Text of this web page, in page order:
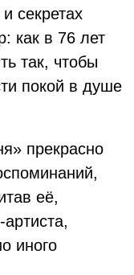
секретах
как в 76 лет
так, чтобы
покой в душе
прекрасно
её,
иного